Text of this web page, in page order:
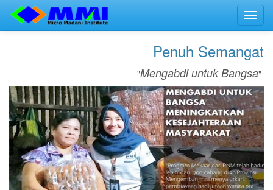
Penuh Semangat
"Mengabdi untuk Bangsa"